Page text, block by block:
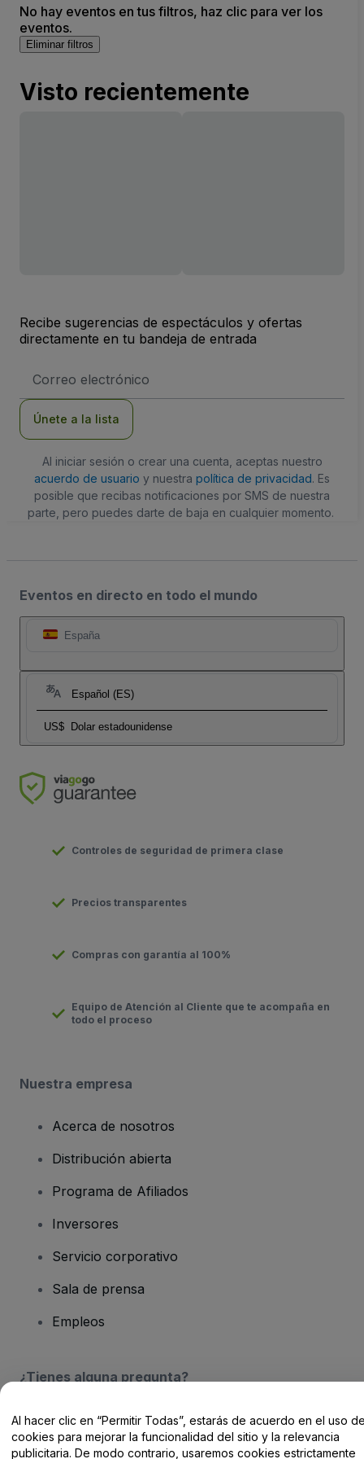
No hay eventos en tus filtros, haz clic para ver los
eventos.
Eliminar filtros
Visto recientemente
Recibe sugerencias de espectáculos y ofertas
directamente en tu bandeja de entrada
de
Únete a la lista
Al iniciar sesión o crear una cuenta, aceptas nuestro
acuerdo de usuario y nuestra política de privacidad. Es
posible que recibas notificaciones por SMS de nuestra
parte, pero puedes darte de baja en cualquier momento.
Eventos en directo en todo el mundo
España
Español (ES)
US$ Dolar estadounidense
Controles de seguridad de primera clase
Precios transparentes
Compras con garantía al 100%
Equipo de Atención al Cliente que te acompaña en
todo el proceso
Nuestra empresa
Acerca de nosotros
Distribución abierta
Programa de Afiliados
Inversores
Servicio corporativo
Sala de prensa
Empleos
¿Tienes alguna pregunta?
Centro de Ayuda / Contacto
Al hacer clic en “Permitir Todas”, estarás de acuerdo en el uso
cookies para mejorar la funcionalidad del sitio y la relevancia
publicitaria. De modo contrario, usaremos cookies estrictamente